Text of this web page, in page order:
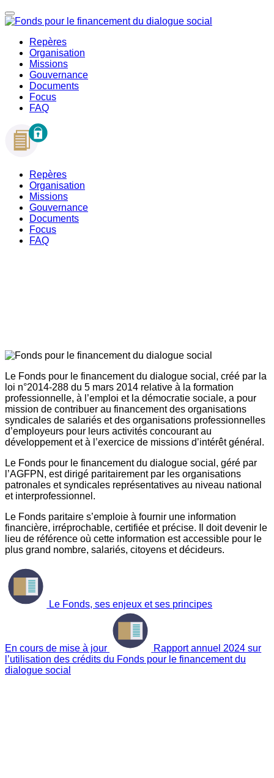
Repères
Organisation
Missions
Gouvernance
Documents
Focus
FAQ
Repères
Organisation
Missions
Gouvernance
Documents
Focus
FAQ
Le Fonds pour le financement du dialogue social, créé par la
loi n°2014-288 du 5 mars 2014 relative à la formation
professionnelle, à l’emploi et la démocratie sociale, a pour
mission de contribuer au financement des organisations
syndicales de salariés et des organisations professionnelles
d’employeurs pour leurs activités concourant au
développement et à l’exercice de missions d’intérêt général.
Le Fonds pour le financement du dialogue social, géré par
l’AGFPN, est dirigé paritairement par les organisations
patronales et syndicales représentatives au niveau national
et interprofessionnel.
Le Fonds paritaire s’emploie à fournir une information
financière, irréprochable, certifiée et précise. Il doit devenir le
lieu de référence où cette information est accessible pour le
plus grand nombre, salariés, citoyens et décideurs.
Le Fonds, ses enjeux et ses principes
En cours de mise à jour
Rapport annuel 2024 sur
l’utilisation des crédits du Fonds pour le financement du
dialogue social